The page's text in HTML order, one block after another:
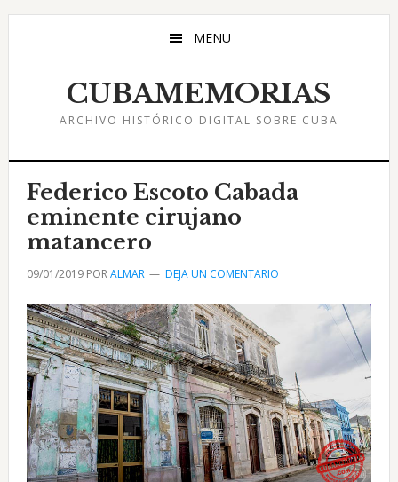
Saltar
Saltar
Saltar
MENU
CUBAMEMORIAS
ARCHIVO HISTÓRICO DIGITAL SOBRE CUBA
Federico Escoto Cabada
eminente cirujano
matancero
09/01/2019PORALMAR DEJA UN COMENTARIO